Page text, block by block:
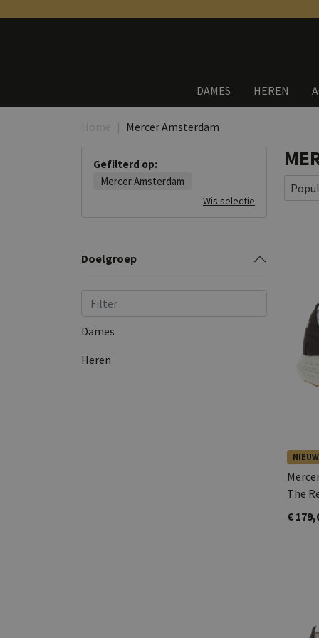
DAMES HEREN
Mercer Amsterdam
Gefilterd op:
Mercer Amsterdam
Wis selectie
Doelgroep
Dames
Heren
NIEUW
The
€